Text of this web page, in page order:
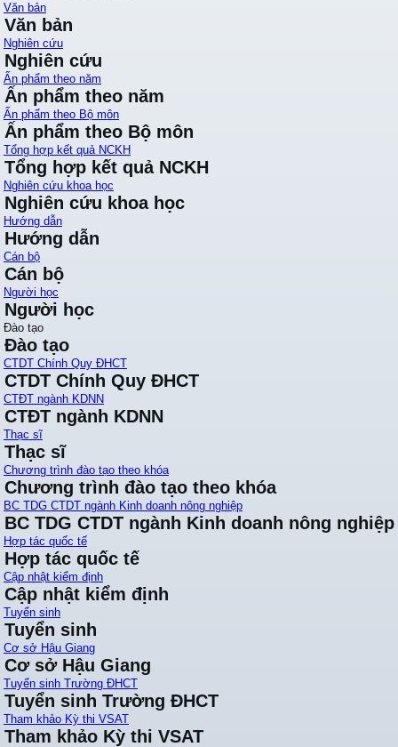
Văn bản
Văn bản
Nghiên cứu
Nghiên cứu
Ấn phẩm theo năm
Ấn phẩm theo năm
Ấn phẩm theo Bộ môn
Ấn phẩm theo Bộ môn
Tổng hợp kết quả NCKH
Tổng hợp kết quả NCKH
Nghiên cứu khoa học
Nghiên cứu khoa học
Hướng dẫn
Hướng dẫn
Cán bộ
Cán bộ
Người học
Người học
Đào tạo
Đào tạo
CTDT Chính Quy ĐHCT
CTDT Chính Quy ĐHCT
CTĐT ngành KDNN
CTĐT ngành KDNN
Thạc sĩ
Thạc sĩ
Chương trình đào tạo theo khóa
Chương trình đào tạo theo khóa
BC TDG CTDT ngành Kinh doanh nông nghiệp
BC TDG CTDT ngành Kinh doanh nông nghiệp
Hợp tác quốc tế
Hợp tác quốc tế
Cập nhật kiểm định
Cập nhật kiểm định
Tuyển sinh
Tuyển sinh
Cơ sở Hậu Giang
Cơ sở Hậu Giang
Tuyển sinh Trường ĐHCT
Tuyển sinh Trường ĐHCT
Tham khảo Kỳ thi VSAT
Tham khảo Kỳ thi VSAT